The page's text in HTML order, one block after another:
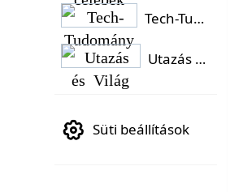
Tech-Tudomány
Utazás és Világ
Süti beállítások